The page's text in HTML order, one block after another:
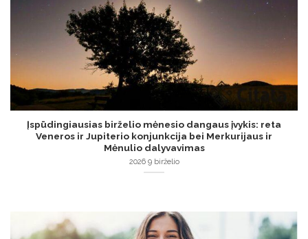
Įspūdingiausias birželio mėnesio dangaus įvykis: reta
Veneros ir Jupiterio konjunkcija bei Merkurijaus ir
Mėnulio dalyvavimas
2026 9 birželio